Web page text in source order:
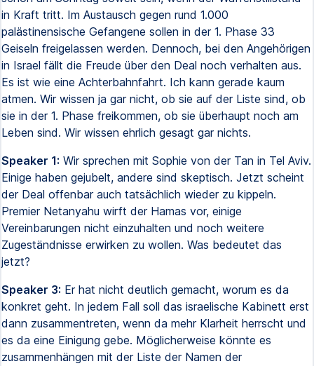
in Kraft tritt. Im Austausch gegen rund 1.000
palästinensische Gefangene sollen in der 1. Phase 33
Geiseln freigelassen werden. Dennoch, bei den Angehörigen
in Israel fällt die Freude über den Deal noch verhalten aus.
Es ist wie eine Achterbahnfahrt. Ich kann gerade kaum
atmen. Wir wissen ja gar nicht, ob sie auf der Liste sind, ob
sie in der 1. Phase freikommen, ob sie überhaupt noch am
Leben sind. Wir wissen ehrlich gesagt gar nichts.
Speaker 1: Wir sprechen mit Sophie von der Tan in Tel Aviv.
Einige haben gejubelt, andere sind skeptisch. Jetzt scheint
der Deal offenbar auch tatsächlich wieder zu kippeln.
Premier Netanyahu wirft der Hamas vor, einige
Vereinbarungen nicht einzuhalten und noch weitere
Zugeständnisse erwirken zu wollen. Was bedeutet das
jetzt?
Speaker 3: Er hat nicht deutlich gemacht, worum es da
konkret geht. In jedem Fall soll das israelische Kabinett erst
dann zusammentreten, wenn da mehr Klarheit herrscht und
es da eine Einigung gebe. Möglicherweise könnte es
zusammenhängen mit der Liste der Namen der